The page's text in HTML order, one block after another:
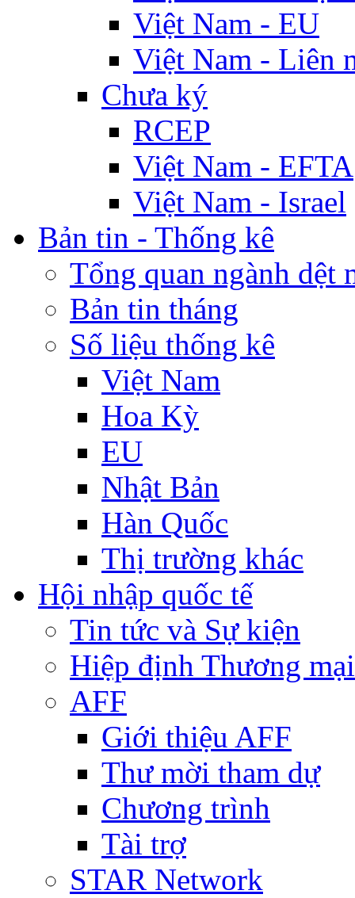
Việt Nam - EU
Việt Nam - Liên
Chưa ký
RCEP
Việt Nam - EFTA
Việt Nam - Israel
Bản tin - Thống kê
Tổng quan ngành dệt
Bản tin tháng
Số liệu thống kê
Việt Nam
Hoa Kỳ
EU
Nhật Bản
Hàn Quốc
Thị trường khác
Hội nhập quốc tế
Tin tức và Sự kiện
Hiệp định Thương
AFF
Giới thiệu AFF
Thư mời tham dự
Chương trình
Tài trợ
STAR Network